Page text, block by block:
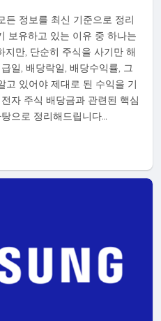
든 정보를 최신 기준으로 정리
보유하고 있는 이유 중 하나는
지만, 단순히 주식을 사기만 해
일, 배당락일, 배당수익률, 그
고 있어야 제대로 된 수익을 기
자 주식 배당금과 관련된 핵심
으로 정리해드립니다…